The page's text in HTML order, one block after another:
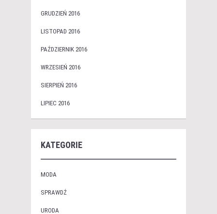
GRUDZIEŃ 2016
LISTOPAD 2016
PAŹDZIERNIK 2016
WRZESIEŃ 2016
SIERPIEŃ 2016
LIPIEC 2016
KATEGORIE
MODA
SPRAWDŹ
URODA